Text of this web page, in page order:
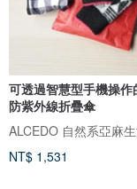
可透過智慧型手機操作
防紫外線折疊傘
ALCEDO 自然系亞麻
NT$ 1,531